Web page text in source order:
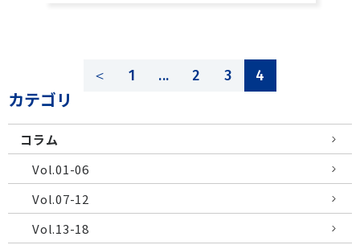
＜ 1 ... 2 3 4
カテゴリ
コラム
Vol.01-06
Vol.07-12
Vol.13-18